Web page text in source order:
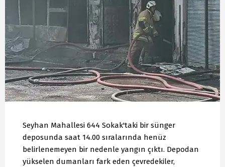
Seyhan Mahallesi 644 Sokak'taki bir sünger
deposunda saat 14.00 sıralarında henüz
belirlenemeyen bir nedenle yangın çıktı. Depodan
yükselen dumanları fark eden çevredekiler,